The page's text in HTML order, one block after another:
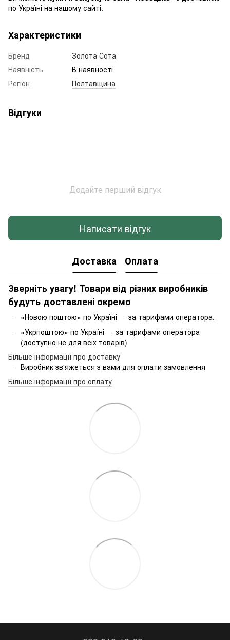
по Україні на нашому сайті.
Характеристики
Бренд
Золота Сота
Наявність
В наявності
Регіон
Полтавщина
Відгуки
Додайте перший відгук
Написати відгук
Доставка Оплата
Зверніть увагу! Товари від різних виробників
будуть доставлені окремо
«Новою поштою» по Україні — за тарифами оператора.
«Укрпоштою» по Україні — за тарифами оператора
(доступно не для всіх товарів)
Більше інформації про доставку
Виробник зв'яжеться з вами для оплати замовлення
Більше інформації про оплату